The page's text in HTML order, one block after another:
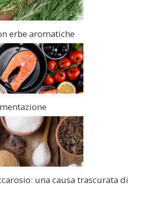
erbe aromatiche
una causa trascurata di